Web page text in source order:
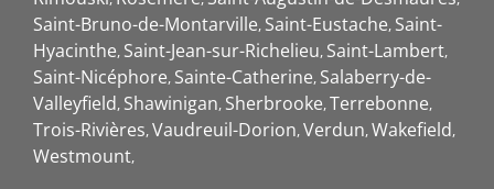
Saint-Bruno-de-Montarville Saint-Eustache Saint-
Hyacinthe Saint-Jean-sur-Richelieu Saint-Lambert
Saint-Nicéphore Sainte-Catherine Salaberry-de-
Valleyfield Shawinigan Sherbrooke Terrebonne
Trois-Rivières Vaudreuil-Dorion Verdun Wakefield
Westmount